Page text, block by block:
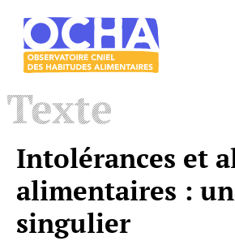
mangeur
Ocha
Texte
Intolérances et
alimentaires :
singulier